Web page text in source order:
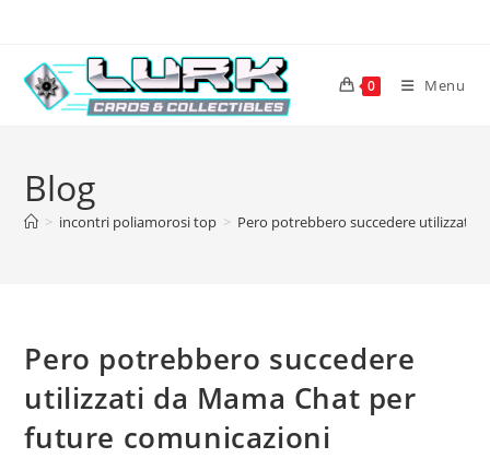
content
0 Menu
Blog
> incontri poliamorosi top > Pero potrebbero succedere utilizzati
Pero potrebbero succedere
utilizzati da Mama Chat per
future comunicazioni